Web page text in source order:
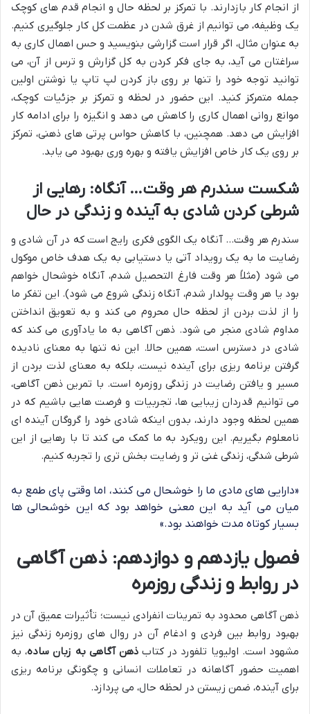
از انجام کار بازدارند. با تمرکز بر لحظه حال و انجام قدم های کوچک
یک وظیفه، می توانیم از غرق شدن در عظمت کل کار جلوگیری کنیم.
به عنوان مثال، اگر قرار است گزارشی بنویسید و حس اهمال کاری به
سراغتان می آید، به جای فکر کردن به کل گزارش و ترس از آن، می
توانید توجه خود را تنها بر روی باز کردن لپ تاپ یا نوشتن اولین
جمله متمرکز کنید. این حضور در لحظه و تمرکز بر جزئیات کوچک،
موانع روانی اهمال کاری را کاهش می دهد و انگیزه را برای ادامه کار
افزایش می دهد. همچنین، با کاهش حواس پرتی های ذهنی، تمرکز
بر روی یک کار خاص افزایش یافته و بهره وری بهبود می یابد.
شکست سندرم هر وقت… آنگاه: رهایی از
شرطی کردن شادی به آینده و زندگی در حال
سندرم هر وقت… آنگاه یک الگوی فکری رایج است که در آن شادی و
رضایت ما به یک رویداد آتی یا دستیابی به یک هدف خاص موکول
می شود (مثلاً هر وقت فارغ التحصیل شدم، آنگاه خوشحال خواهم
بود یا هر وقت پولدار شدم، آنگاه زندگی شروع می شود). این تفکر ما
را از لذت بردن از لحظه حال محروم می کند و به تعویق انداختن
مداوم شادی منجر می شود. ذهن آگاهی به ما یادآوری می کند که
شادی در دسترس است، همین حالا. این نه تنها به معنای نادیده
گرفتن برنامه ریزی برای آینده نیست، بلکه به معنای لذت بردن از
مسیر و یافتن رضایت در زندگی روزمره است. با تمرین ذهن آگاهی،
می توانیم قدردان زیبایی ها، تجربیات و فرصت هایی باشیم که در
همین لحظه وجود دارند، بدون اینکه شادی خود را گروگان آینده ای
نامعلوم بگیریم. این رویکرد به ما کمک می کند تا با رهایی از این
شرطی شدگی، زندگی غنی تر و رضایت بخش تری را تجربه کنیم.
«دارایی های مادی ما را خوشحال می کنند، اما وقتی پای طمع به
میان می آید به این معنی خواهد بود که این خوشحالی ها
بسیار کوتاه مدت خواهند بود.»
فصول یازدهم و دوازدهم: ذهن آگاهی
در روابط و زندگی روزمره
ذهن آگاهی محدود به تمرینات انفرادی نیست؛ تأثیرات عمیق آن در
بهبود روابط بین فردی و ادغام آن در روال های روزمره زندگی نیز
مشهود است. اولیویا تلفورد در کتابذهن آگاهی به زبان ساده، به
اهمیت حضور آگاهانه در تعاملات انسانی و چگونگی برنامه ریزی
برای آینده، ضمن زیستن در لحظه حال، می پردازد.